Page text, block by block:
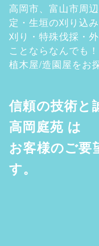
高岡市、富山市周
定・生垣の刈り込
刈り・特殊伐採・
ことならなんでも！
植木屋/造園屋をお
信頼の技術と
高岡庭苑 は
お客様のご要
す。